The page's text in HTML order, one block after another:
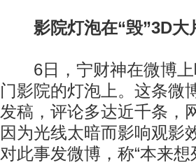
影院灯泡在“毁”3D大
6日，宁财神在微博上
门影院的灯泡上。这条微
发稿，评论多达近千条，
因为光线太暗而影响观影
对此事发微博，称“本来